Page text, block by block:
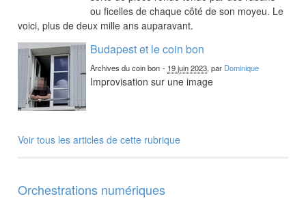
ou ficelles de chaque côté de son moyeu. Le
voici, plus de deux mille ans auparavant.
Budapest et le coin bon
Archives du coin bon - 19 juin 2023, par Dominique
Improvisation sur une image
Voir tous les articles de cette rubrique
Orchestrations numériques